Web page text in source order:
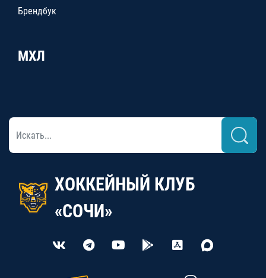
Брендбук
МХЛ
ХОККЕЙНЫЙ КЛУБ
«СОЧИ»